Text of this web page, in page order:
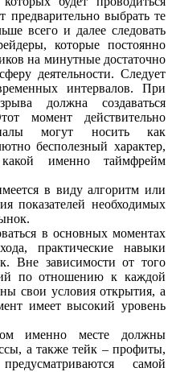
предварительно выбрать те
всего и далее следовать
которые постоянно
на минутные достаточно
деятельности. Следует
интервалов. При
должна создаваться
момент действительно
могут носить как
бесполезный характер,
именно таймфрейм
в виду алгоритм или
показателей необходимых
в основных моментах
практические навыки
Вне зависимости от того
по отношению к каждой
свои условия открытия, а
имеет высокий уровень
именно месте должны
а также тейк – профиты,
самой